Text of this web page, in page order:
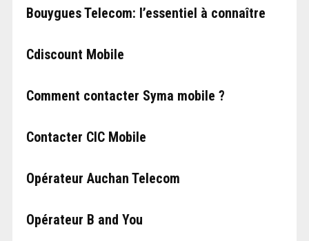
Bouygues Telecom: l’essentiel à connaître
Cdiscount Mobile
Comment contacter Syma mobile ?
Contacter CIC Mobile
Opérateur Auchan Telecom
Opérateur B and You